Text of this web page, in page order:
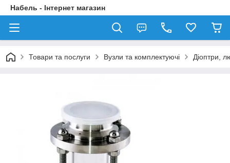
Набель - Інтернет магазин
Товари та послуги Вузли та комплектуючі Діоптри,